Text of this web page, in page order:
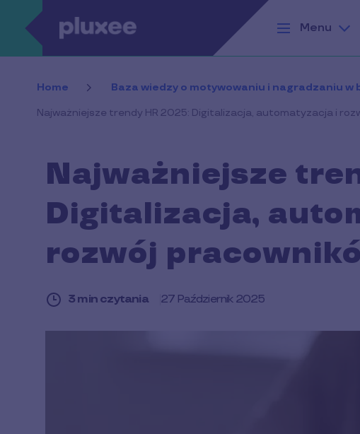
Przejdź do treści
Menu
Home Baza wiedzy o motywowaniu i nagradzaniu w
Najważniejsze trendy HR 2025: Digitalizacja, automatyzacja i
Najważniejsze
Digitalizacja,
rozwój
3 min czytania 27 Październik 2025